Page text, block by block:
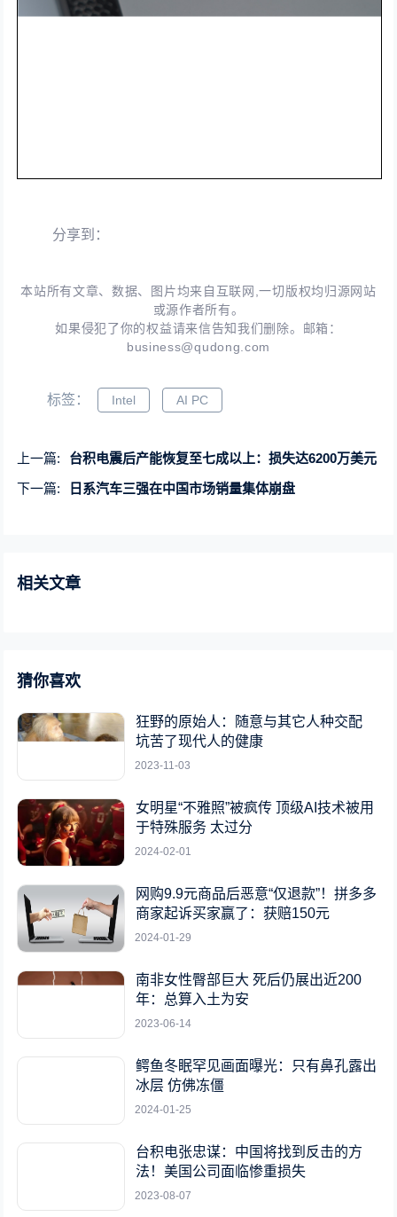
分享到：
本站所有文章、数据、图片均来自互联网,一切版权均归源网站
或源作者所有。
如果侵犯了你的权益请来信告知我们删除。邮箱：
business@qudong.com
标签： Intel AI PC
上一篇:
台积电震后产能恢复至七成以上：损失达6200万美元
下一篇:
日系汽车三强在中国市场销量集体崩盘
相关文章
猜你喜欢
狂野的原始人：随意与其它人种交配
坑苦了现代人的健康
2023-11-03
女明星“不雅照”被疯传 顶级AI技术被用
于特殊服务 太过分
2024-02-01
网购9.9元商品后恶意“仅退款”！拼多多
商家起诉买家赢了：获赔150元
2024-01-29
南非女性臀部巨大 死后仍展出近200
年：总算入土为安
2023-06-14
鳄鱼冬眠罕见画面曝光：只有鼻孔露出
冰层 仿佛冻僵
2024-01-25
台积电张忠谋：中国将找到反击的方
法！美国公司面临惨重损失
2023-08-07